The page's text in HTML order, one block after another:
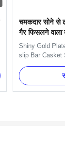
चमकदार सोने से
गैर फिसलने वाला
हैंडल
Shiny Gold
slip Bar Casket
Coffin
plastic
2 long bars
Lotus Swing